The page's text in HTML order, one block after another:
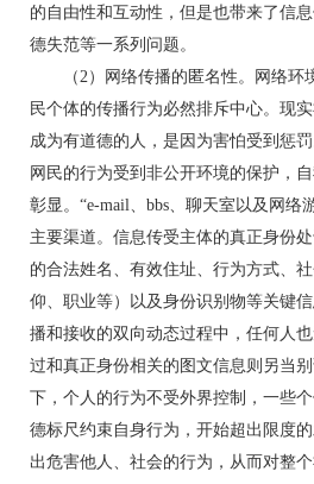
的自由性和互动性，但是也带来了信
德失范等一系列问题。
（2）网络传播的匿名性。网络环
民个体的传播行为必然排斥中心。现
成为有道德的人，是因为害怕受到惩
网民的行为受到非公开环境的保护，
彰显。“e-mail、bbs、聊天室以及网络
主要渠道。信息传受主体的真正身份
的合法姓名、有效住址、行为方式、
仰、职业等）以及身份识别物等关键
播和接收的双向动态过程中，任何人
过和真正身份相关的图文信息则另当
下，个人的行为不受外界控制，一些
德标尺约束自身行为，开始超出限度
出危害他人、社会的行为，从而对整